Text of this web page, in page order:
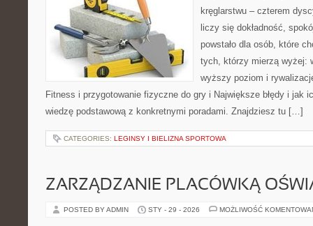
kręglarstwu – czterem
liczy się dokładność,
powstało dla osób, które
tych, którzy mierzą wyżej:
wyższy poziom i
Fitness i przygotowanie fizyczne do gry i Największe błędy i jak
wiedzę podstawową z konkretnymi poradami. Znajdziesz tu […]
CATEGORIES: LEGINSY I BIELIZNA SPORTOWA
ZARZĄDZANIE PLACÓWKĄ
POSTED BY ADMIN STY - 29 - 2026 MOŻLIWOŚĆ